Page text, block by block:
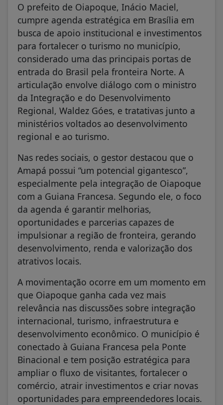
O prefeito de Oiapoque, Inácio Maciel,
cumpre agenda estratégica em Brasília em
busca de apoio institucional e investimentos
para fortalecer o turismo no município,
considerado uma das principais portas de
entrada do Brasil pela fronteira Norte. A
articulação envolve diálogo com o ministro
da Integração e do Desenvolvimento
Regional, Waldez Góes, e tratativas junto a
ministérios voltados ao desenvolvimento
regional e ao turismo.
Nas redes sociais, o gestor destacou que o
Amapá possui “um potencial gigantesco”,
especialmente pela integração de Oiapoque
com a Guiana Francesa. Segundo ele, o foco
da agenda é garantir melhorias,
oportunidades e parcerias capazes de
impulsionar a região de fronteira, gerando
desenvolvimento, renda e valorização dos
atrativos locais.
A movimentação ocorre em um momento em
que Oiapoque ganha cada vez mais
relevância nas discussões sobre integração
internacional, turismo, infraestrutura e
desenvolvimento econômico. O município é
conectado à Guiana Francesa pela Ponte
Binacional e tem posição estratégica para
ampliar o fluxo de visitantes, fortalecer o
comércio, atrair investimentos e criar novas
oportunidades para empreendedores locais.